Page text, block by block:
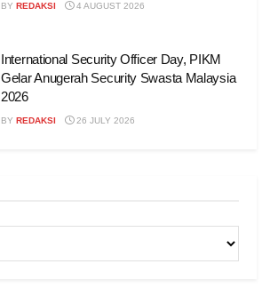
BY REDAKSI 4 AUGUST 2026
International Security Officer Day, PIKM
Gelar Anugerah Security Swasta Malaysia
2026
BY REDAKSI 26 JULY 2026